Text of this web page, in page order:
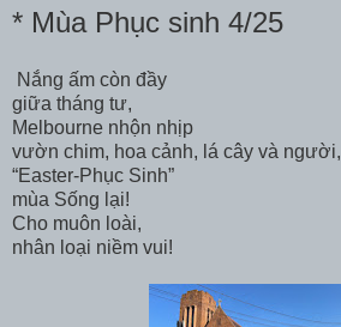
* Mùa Phục sinh 4/25
Nắng ấm còn đầy
giữa tháng tư,
Melbourne nhộn nhịp
vườn chim, hoa cảnh, lá cây và người,
“Easter-Phục Sinh”
mùa Sống lại!
Cho muôn loài,
nhân loại niềm vui!